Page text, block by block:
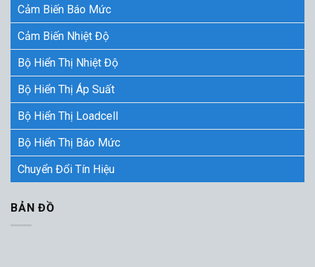
Cảm Biến Báo Mức
Cảm Biến Nhiệt Độ
Bộ Hiển Thị Nhiệt Độ
Bộ Hiển Thị Áp Suất
Bộ Hiển Thị Loadcell
Bộ Hiển Thị Báo Mức
Chuyển Đổi Tín Hiệu
BẢN ĐỒ